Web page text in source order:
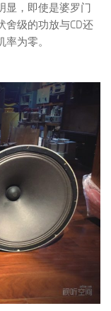
显，即使是婆罗门
舍级的功放与CD还
为零。